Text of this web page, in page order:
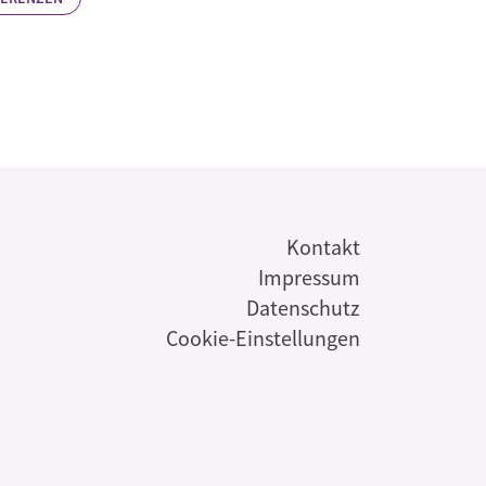
Kontakt
Impressum
Datenschutz
Cookie-Einstellungen